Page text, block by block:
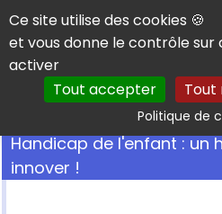
Panneau de gestion des cookies
Ce site utilise des cookies 🍪
et vous donne le contrôle sur
activer
Tout accepter
Tout
Politique de
Handicap de l'enfant : un
innover !